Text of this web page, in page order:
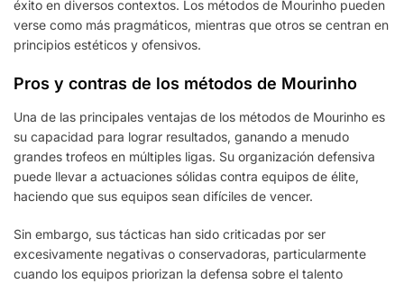
éxito en diversos contextos. Los métodos de Mourinho pueden
verse como más pragmáticos, mientras que otros se centran en
principios estéticos y ofensivos.
Pros y contras de los métodos de Mourinho
Una de las principales ventajas de los métodos de Mourinho es
su capacidad para lograr resultados, ganando a menudo
grandes trofeos en múltiples ligas. Su organización defensiva
puede llevar a actuaciones sólidas contra equipos de élite,
haciendo que sus equipos sean difíciles de vencer.
Sin embargo, sus tácticas han sido criticadas por ser
excesivamente negativas o conservadoras, particularmente
cuando los equipos priorizan la defensa sobre el talento